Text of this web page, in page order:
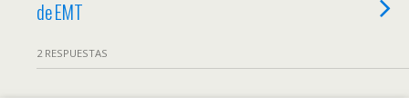
de EMT
2 RESPUESTAS